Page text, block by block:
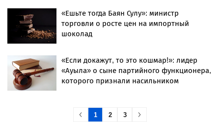
«Ешьте тогда Баян Сулу»: министр
торговли о росте цен на импортный
шоколад
«Если докажут, то это кошмар!»: лидер
«Ауыла» о сыне партийного функционера,
которого признали насильником
1 2 3